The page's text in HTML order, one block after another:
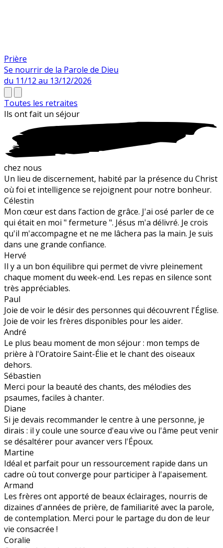
Prière
Se nourrir de la Parole de Dieu
du 11/12 au 13/12/2026
Toutes les retraites
Ils ont fait un séjour
chez nous
Un lieu de discernement, habité par la présence du Christ
où foi et intelligence se rejoignent pour notre bonheur.
Célestin
Mon cœur est dans l’action de grâce. J'ai osé parler de ce
qui était en moi " fermeture ". Jésus m'a délivré. Je crois
qu'il m'accompagne et ne me lâchera pas la main. Je suis
dans une grande confiance.
Hervé
Il y a un bon équilibre qui permet de vivre pleinement
chaque moment du week-end. Les repas en silence sont
très appréciables.
Paul
Joie de voir le désir des personnes qui découvrent l'Église.
Joie de voir les frères disponibles pour les aider.
André
Le plus beau moment de mon séjour : mon temps de
prière à l'Oratoire Saint-Élie et le chant des oiseaux
dehors.
Sébastien
Merci pour la beauté des chants, des mélodies des
psaumes, faciles à chanter.
Diane
Si je devais recommander le centre à une personne, je
dirais : il y coule une source d'eau vive ou l'âme peut venir
se désaltérer pour avancer vers l'Époux.
Martine
Idéal et parfait pour un ressourcement rapide dans un
cadre où tout converge pour participer à l'apaisement.
Armand
Les frères ont apporté de beaux éclairages, nourris de
dizaines d'années de prière, de familiarité avec la parole,
de contemplation. Merci pour le partage du don de leur
vie consacrée !
Coralie